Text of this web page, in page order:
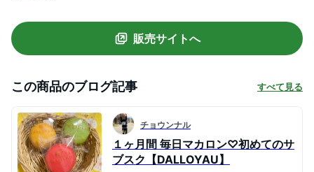
せ 差し入れ 手土産 人気 退職 転職 異動 母
の日
販売サイトへ
この商品のブログ記事 すべて見る
チョウンナル
１ヶ月間 毎日マカロン♡初めてのサ
ブスク【DALLOYAU】